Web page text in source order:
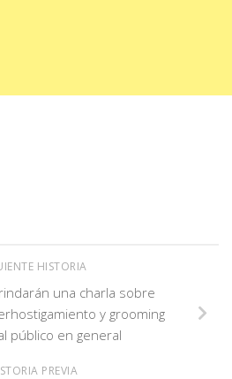
HISTORIA
una charla sobre
y grooming
público en general
PREVIA